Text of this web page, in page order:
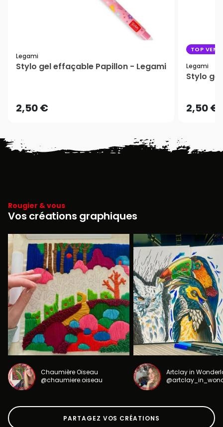
Legami
Stylo gel effaçable Papillon - Legami
2,50 €
TOP
Legami
Stylo
2,50 €
Rougier & vous
Vos créations graphiques
Chaumière Oiseau
@chaumiere.oiseau
Artclay in
PARTAGEZ VOS CRÉATIONS